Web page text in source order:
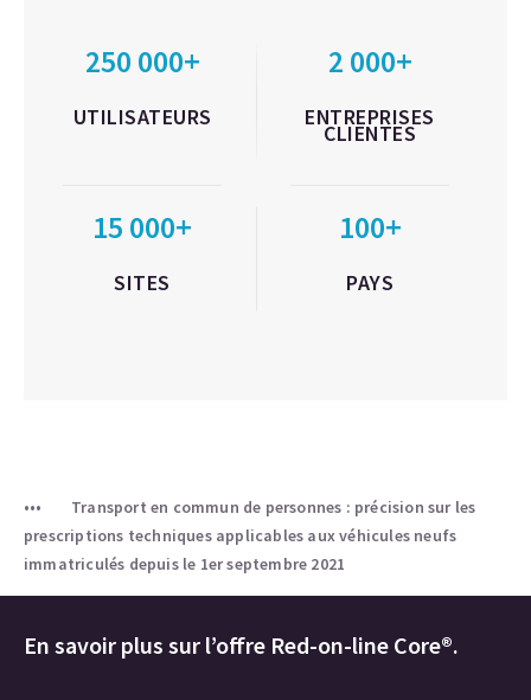
250 000+
UTILISATEURS
2 000+
ENTREPRISES
CLIENTES
15 000+
SITES
100+
PAYS
Transport en commun de personnes : précision sur les
prescriptions techniques applicables aux véhicules neufs
immatriculés depuis le 1er septembre 2021
En savoir plus sur l’offre Red-on-line Core®.